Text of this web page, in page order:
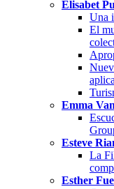
Elisabet
Una
El
Emma
Esteve
La
Esther